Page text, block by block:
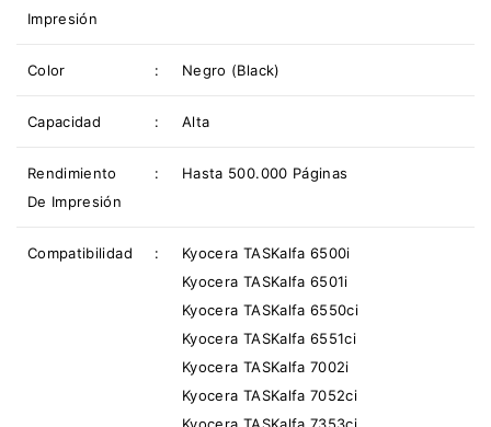
Impresión
Color : Negro (Black)
Capacidad : Alta
Rendimiento
De Impresión
: Hasta 500.000 Páginas
Compatibilidad :
Kyocera TASKalfa 6500i
Kyocera TASKalfa 6501i
Kyocera TASKalfa 6550ci
Kyocera TASKalfa 6551ci
Kyocera TASKalfa 7002i
Kyocera TASKalfa 7052ci